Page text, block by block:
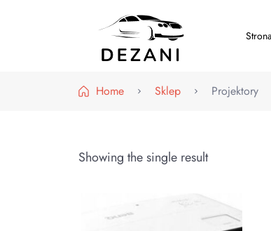
Home Sklep Projektory
Showing the single result